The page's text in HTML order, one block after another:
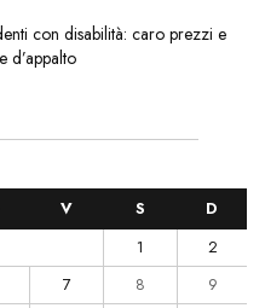
con disabilità: caro prezzi e
d’appalto
V S
D
1
2
7 8
9